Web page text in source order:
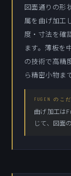
図面通りの形
属を曲げ加工
度・寸法を確
ます。薄板を
の技術で高精
ら精密小物ま
FUGEN のこ
曲げ加工は
じて、図面